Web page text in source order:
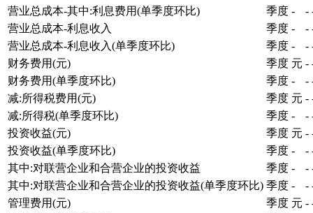
营业总成本-其中:利息费用(单季度环比)
季度 - -
营业总成本-利息收入
季度 - -
营业总成本-利息收入(单季度环比)
季度 - -
财务费用(元)
季度 元 -
财务费用(单季度环比)
季度 - -
减:所得税费用(元)
季度 元 -
减:所得税(单季度环比)
季度 - -
投资收益(元)
季度 元 -
投资收益(单季度环比)
季度 - -
其中:对联营企业和合营企业的投资收益
季度 - -
其中:对联营企业和合营企业的投资收益(单季度环比) 季度 - -
管理费用(元)
季度 元 -